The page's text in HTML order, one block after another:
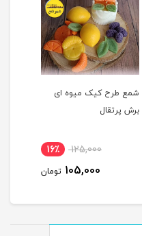
شمع طرح کیک میوه ای
برش پرتقال
125,000 16٪
105,000 تومان